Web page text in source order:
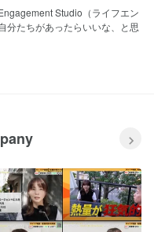
Studio（ライフエン
分たちがあったらいいな、と思